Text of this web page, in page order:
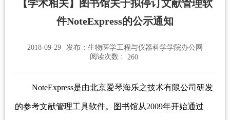
【学术相关】图书馆关于拟停订文献管理软
件NoteExpress的公示通知
2018-09-29
发布：生物医学工程与仪器科学学院办公网
阅读次数 :
260
NoteExpress是由北京爱琴海乐之技术有限公司研发
的参考文献管理工具软件。图书馆从2009年开始通过